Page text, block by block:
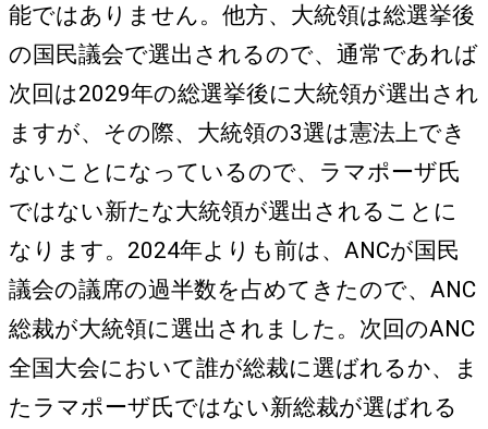
能ではありません。他方、大統領は総選挙後
の国民議会で選出されるので、通常であれば
次回は2029年の総選挙後に大統領が選出され
ますが、その際、大統領の3選は憲法上でき
ないことになっているので、ラマポーザ氏
ではない新たな大統領が選出されることに
なります。2024年よりも前は、ANCが国民
議会の議席の過半数を占めてきたので、ANC
総裁が大統領に選出されました。次回のANC
全国大会において誰が総裁に選ばれるか、ま
たラマポーザ氏ではない新総裁が選ばれる